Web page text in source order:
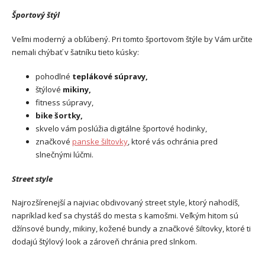
Športový štýl
Veľmi moderný a obľúbený. Pri tomto športovom štýle by Vám určite
nemali chýbať v šatníku tieto kúsky:
pohodlné teplákové súpravy,
štýlové mikiny,
fitness súpravy,
bike šortky,
skvelo vám poslúžia digitálne športové hodinky,
značkové panske šiltovky, ktoré vás ochránia pred
slnečnými lúčmi.
Street style
Najrozšírenejší a najviac obdivovaný street style, ktorý nahodíš,
napríklad keď sa chystáš do mesta s kamošmi. Veľkým hitom sú
džínsové bundy, mikiny, kožené bundy a značkové šiltovky, ktoré ti
dodajú štýlový look a zároveň chránia pred slnkom.